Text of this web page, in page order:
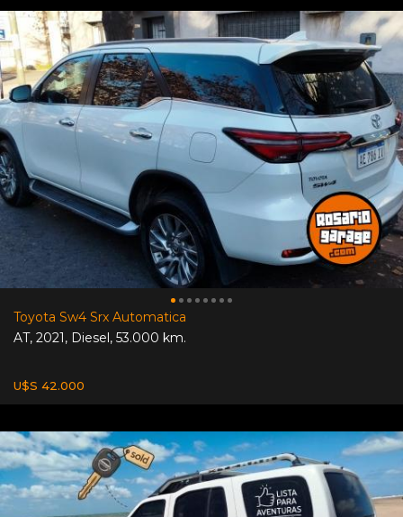
Toyota Sw4 Srx Automatica
AT, 2021, Diesel, 53.000 km.
U$S 42.000